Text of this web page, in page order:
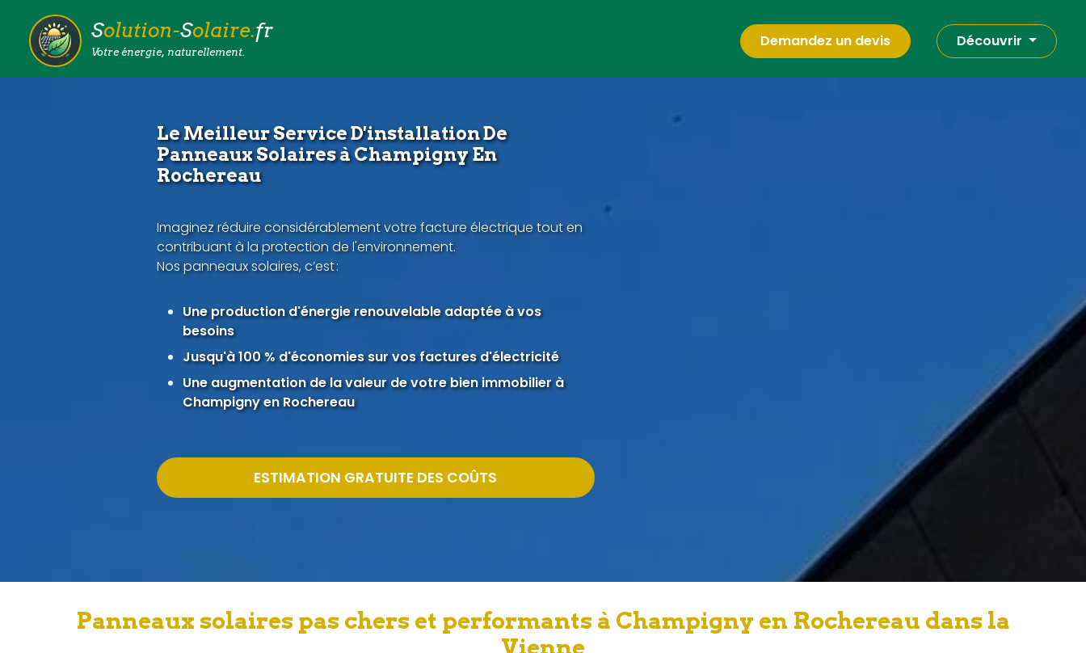
Solution-Solaire.fr
Votre énergie, naturellement.
Demandez un devis Découvrir
Le Meilleur Service D'installation De
Panneaux Solaires à Champigny En
Rochereau
Imaginez réduire considérablement votre facture électrique tout en
contribuant à la protection de l'environnement.
Nos panneaux solaires, c’est :
Une production d'énergie renouvelable adaptée à vos
besoins
Jusqu'à 100 % d'économies sur vos factures d'électricité
Une augmentation de la valeur de votre bien immobilier à
Champigny en Rochereau
ESTIMATION GRATUITE DES COÛTS
Panneaux solaires pas chers et performants à Champigny en Rochereau dans la